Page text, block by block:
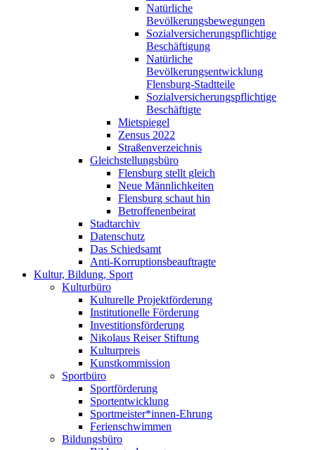
Natürliche
Bevölkerungsbewegungen
Sozialversicherungspflichtige
Beschäftigung
Natürliche
Bevölkerungsentwicklung
Flensburg-Stadtteile
Sozialversicherungspflichtige
Beschäftigte
Mietspiegel
Zensus 2022
Straßenverzeichnis
Gleichstellungsbüro
Flensburg stellt gleich
Neue Männlichkeiten
Flensburg schaut hin
Betroffenenbeirat
Stadtarchiv
Datenschutz
Das Schiedsamt
Anti-Korruptionsbeauftragte
Kultur, Bildung, Sport
Kulturbüro
Kulturelle Projektförderung
Institutionelle Förderung
Investitionsförderung
Nikolaus Reiser Stiftung
Kulturpreis
Kunstkommission
Sportbüro
Sportförderung
Sportentwicklung
Sportmeister*innen-Ehrung
Ferienschwimmen
Bildungsbüro